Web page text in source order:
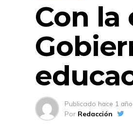
Con la
Publicado hace 1 año
Por Redacción